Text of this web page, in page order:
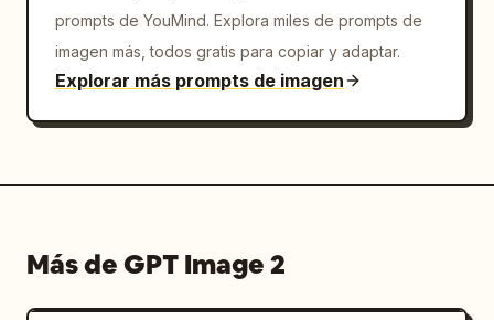
prompts de YouMind. Explora miles de prompts de
imagen más, todos gratis para copiar y adaptar.
Explorar más prompts de imagen
Más de GPT Image 2